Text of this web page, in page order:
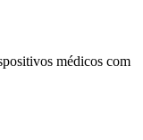
médicos com